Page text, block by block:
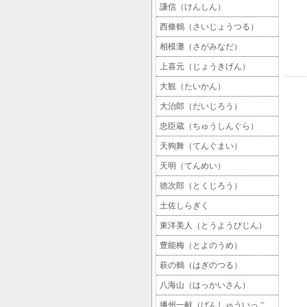
謙信（けんしん）
西條鶴（さいじょうつる）
相模灘（さがみなだ）
上喜元（じょうきげん）
大観（たいかん）
大治郎（だいじろう）
忠臣蔵（ちゅうしんぐら）
天狗舞（てんぐまい）
天明（てんめい）
徳次郎（とくじろう）
土佐しらぎく
東洋美人（とうようびじん）
豊能梅（とよのうめ）
萩の鶴（はぎのつる）
八海山（はっかいさん）
播州一献（ばんしゅういっこ